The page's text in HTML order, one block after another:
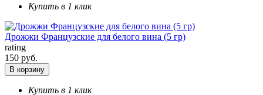
Купить в 1 клик
Дрожжи Французские для белого вина (5 гр)
rating
150 руб.
В корзину
Купить в 1 клик